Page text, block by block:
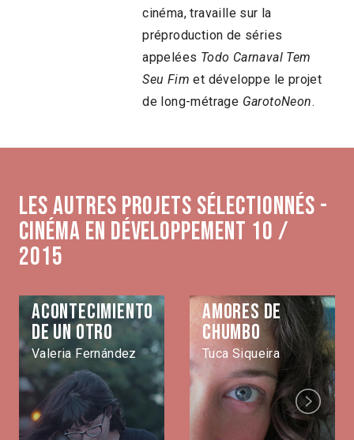
cinéma, travaille sur la
préproduction de séries
appelées Todo Carnaval Tem
Seu Fim et développe le projet
de long-métrage GarotoNeon.
Les autres projets sélectionnés -
Cinéma en développement 10 /
2015
Acontecimiento
de un otro
Valeria Fernández
Amores de
Chumbo
Tuca Siqueira
Next